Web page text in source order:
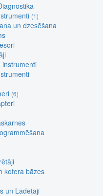
(1)
un dzesēšana
instrumenti
(6)
kofera bāzes
un Lādētāji